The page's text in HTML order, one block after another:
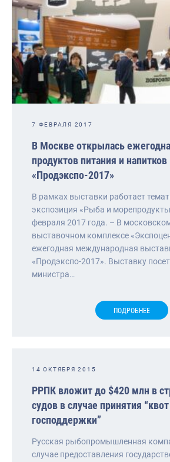
7 ФЕВРАЛЯ 2017
В Москве открылась
продуктов питания и напитков
«Продэкспо-2017»
В рамках выставки работает
экспозиция «Рыба и
февраля 2017 года. – В
выставочном комплексе
ежегодная международная
«Продэкспо-2017». Выставку
министра…
ПОДРОБНЕЕ
14 ОКТЯБРЯ 2015
РРПК вложит до $420 млн в
судов в случае принятия “квот
господдержки”
Русская рыбопромышленная
случае предоставления